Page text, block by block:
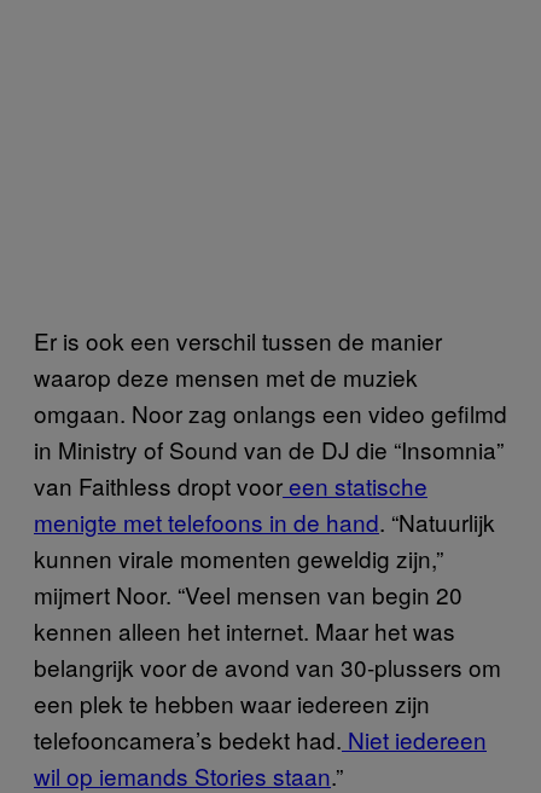
Er is ook een verschil tussen de manier
waarop deze mensen met de muziek
omgaan. Noor zag onlangs een video gefilmd
in Ministry of Sound van de DJ die “Insomnia”
van Faithless dropt vooreen statische
menigte met telefoons in de hand. “Natuurlijk
kunnen virale momenten geweldig zijn,”
mijmert Noor. “Veel mensen van begin 20
kennen alleen het internet. Maar het was
belangrijk voor de avond van 30-plussers om
een plek te hebben waar iedereen zijn
telefooncamera’s bedekt had. Niet iedereen
wil op iemands Stories staan.”